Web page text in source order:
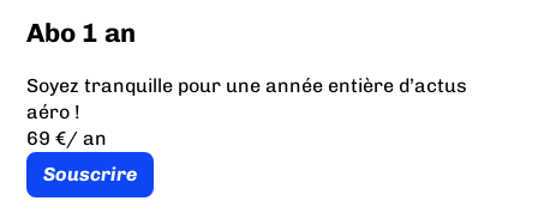
Abo 1 an
Soyez tranquille pour une année entière d’actus
aéro !
69 €/ an
Souscrire